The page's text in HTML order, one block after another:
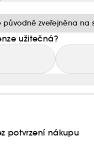
původně zveřejněna na
užitečná?
potvrzení nákupu